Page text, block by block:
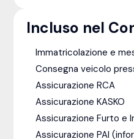
Incluso nel
Immatricolazione e
Consegna veicolo
Assicurazione RCA
Assicurazione KASKO
Assicurazione Furto e
Assicurazione PAI